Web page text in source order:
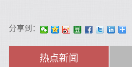
分享到：
热点新闻